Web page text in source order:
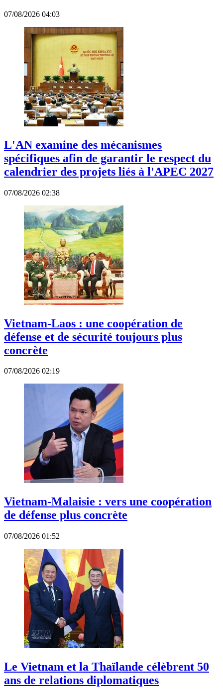
07/08/2026 04:03
L'AN examine des mécanismes
spécifiques afin de garantir le respect du
calendrier des projets liés à l'APEC 2027
07/08/2026 02:38
Vietnam-Laos : une coopération de
défense et de sécurité toujours plus
concrète
07/08/2026 02:19
Vietnam-Malaisie : vers une coopération
de défense plus concrète
07/08/2026 01:52
Le Vietnam et la Thaïlande célèbrent 50
ans de relations diplomatiques